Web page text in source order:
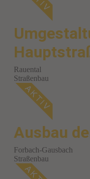
Rauental
Straßenbau
Ausbau
Forbach-Gausbach
Straßenbau